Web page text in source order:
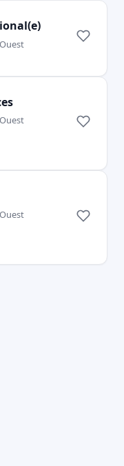
Ouest
Ouest
Ouest